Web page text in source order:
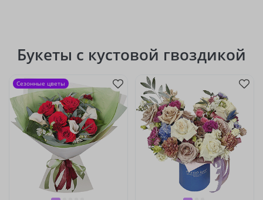
Букеты с кустовой гвоздикой
Сезонные цветы